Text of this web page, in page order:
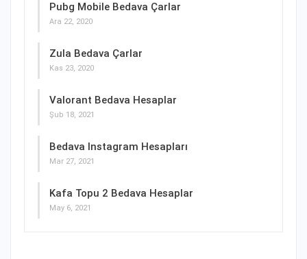
Pubg Mobile Bedava Çarlar
Ara 22, 2020
Zula Bedava Çarlar
Kas 23, 2020
Valorant Bedava Hesaplar
Şub 18, 2021
Bedava Instagram Hesapları
Mar 27, 2021
Kafa Topu 2 Bedava Hesaplar
May 6, 2021